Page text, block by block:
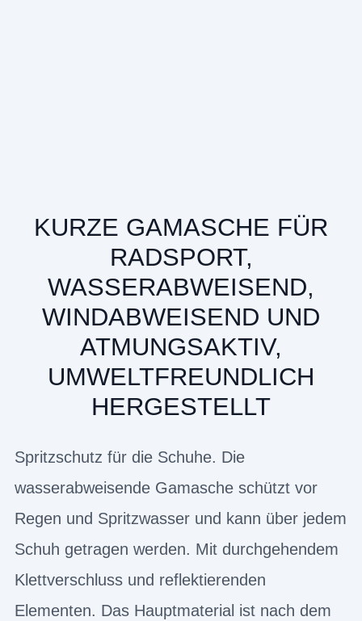
KURZE GAMASCHE FÜR
RADSPORT,
WASSERABWEISEND,
WINDABWEISEND UND
ATMUNGSAKTIV,
UMWELTFREUNDLICH
HERGESTELLT
Spritzschutz für die Schuhe. Die
wasserabweisende Gamasche schützt vor
Regen und Spritzwasser und kann über jedem
Schuh getragen werden. Mit durchgehendem
Klettverschluss und reflektierenden
Elementen. Das Hauptmaterial ist nach dem